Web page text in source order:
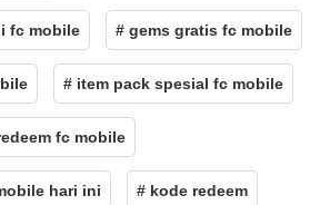
fc mobile # gems gratis fc mobile
# item pack spesial fc mobile
fc mobile
hari ini # kode redeem